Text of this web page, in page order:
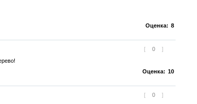
Оценка: 8
[ 0 ]
Оценка: 10
[ 0 ]